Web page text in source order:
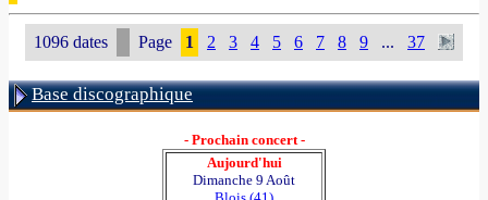
1096 dates Page 1 2 3 4 5 6 7 8 9 ... 37
Base discographique
- Prochain concert -
Aujourd'hui
Dimanche 9 Août